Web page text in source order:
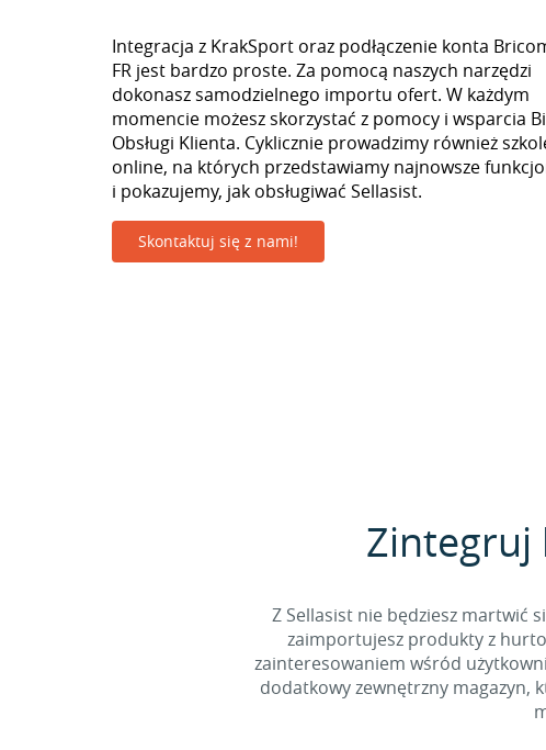
Integracja z KrakSport oraz podłączenie konta
FR jest bardzo proste. Za pomocą naszych narzędzi
dokonasz samodzielnego importu ofert. W każdym
momencie możesz skorzystać z pomocy i wsparcia
Obsługi Klienta. Cyklicznie prowadzimy również
online, na których przedstawiamy najnowsze
i pokazujemy, jak obsługiwać Sellasist.
Skontaktuj się z nami!
Zintegruj
Z Sellasist nie będziesz martwić
zaimportujesz produkty z
zainteresowaniem wśród
dodatkowy zewnętrzny magazyn,